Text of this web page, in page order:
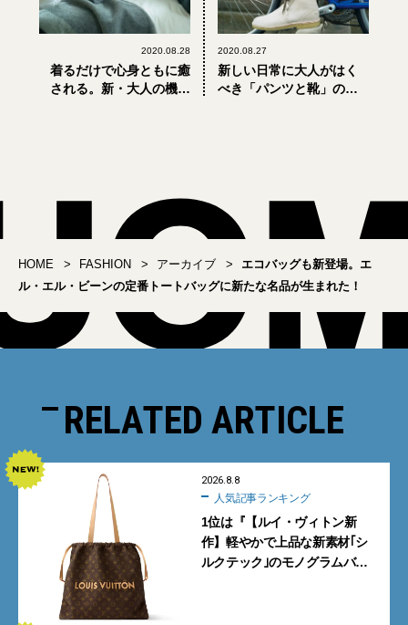
2020.08.28
着るだけで心身ともに癒
される。新・大人の機能
2020.08.27
新しい日常に大人がはく
べき「パンツと靴」の名
HOME FASHION アーカイブ
エコバッグも新登場。エ
ル・エル・ビーンの定番トートバッグに新たな名品が生まれた！
RELATED ARTICLE
2026.8.8
人気記事ランキング
1位は『【ルイ・ヴィトン新
作】軽やかで上品な新素材｢シ
ルクテック｣のモノグラムバッ